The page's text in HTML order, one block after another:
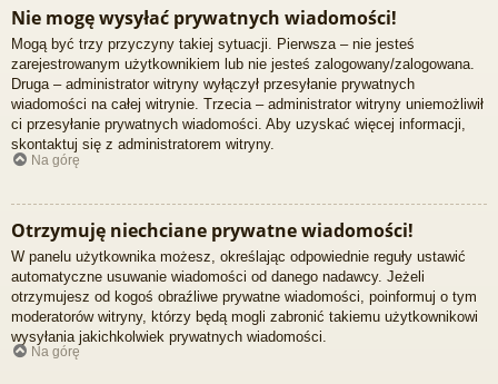
Nie mogę wysyłać prywatnych wiadomości!
Mogą być trzy przyczyny takiej sytuacji. Pierwsza – nie jesteś
zarejestrowanym użytkownikiem lub nie jesteś zalogowany/zalogowana.
Druga – administrator witryny wyłączył przesyłanie prywatnych
wiadomości na całej witrynie. Trzecia – administrator witryny uniemożliwił
ci przesyłanie prywatnych wiadomości. Aby uzyskać więcej informacji,
skontaktuj się z administratorem witryny.
Na górę
Otrzymuję niechciane prywatne wiadomości!
W panelu użytkownika możesz, określając odpowiednie reguły ustawić
automatyczne usuwanie wiadomości od danego nadawcy. Jeżeli
otrzymujesz od kogoś obraźliwe prywatne wiadomości, poinformuj o tym
moderatorów witryny, którzy będą mogli zabronić takiemu użytkownikowi
wysyłania jakichkolwiek prywatnych wiadomości.
Na górę